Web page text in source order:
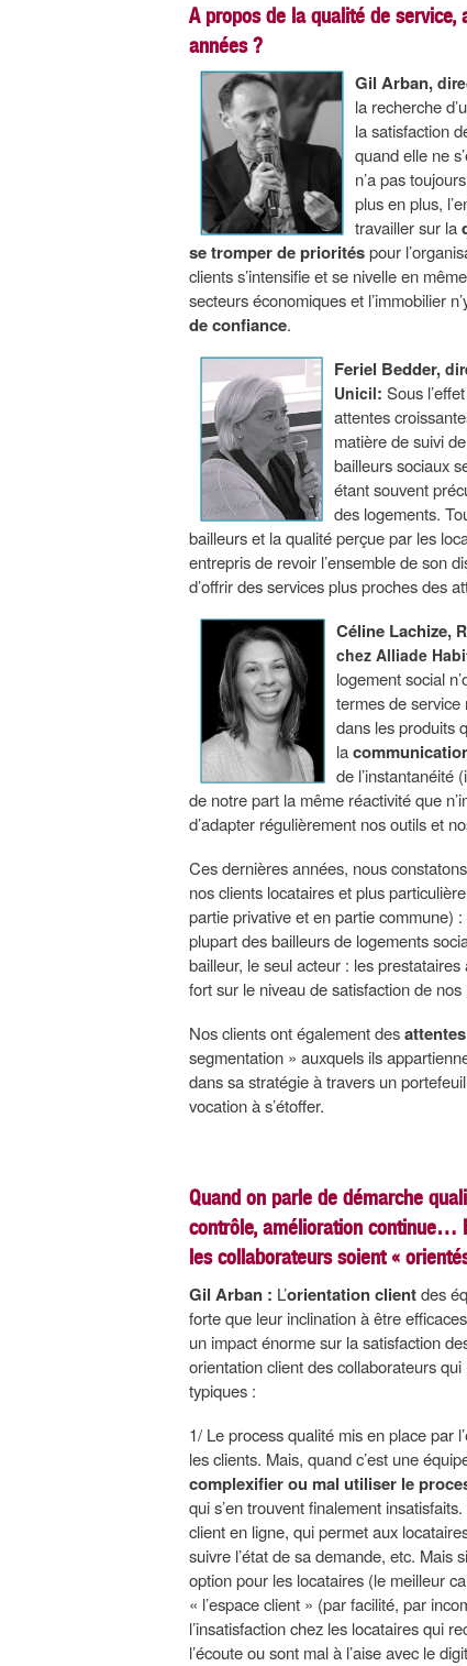
A propos de la qualité de
années ?
Gil Arban,
la recherche
la satisfaction
quand elle ne
n’a pas
plus en plus,
travailler sur la
se tromper de prioritéspour
clients s’intensifie et se nivelle en
secteurs économiques et l’immobilier
de confiance.
Feriel Bedder,
Unicil: Sous
attentes
matière de suivi
bailleurs sociaux
étant souvent
des logements.
bailleurs et la qualité perçue par les
entrepris de revoir l’ensemble de son
d’offrir des services plus proches des
Céline Lachize,
chez Alliade
logement social
termes de service
dans les produits
la
de l’instantanéité
de notre part la même réactivité que
d’adapter régulièrement nos outils et
Ces dernières années, nous
nos clients locataires et plus
partie privative et en partie commune)
plupart des bailleurs de logements
bailleur, le seul acteur : les
fort sur le niveau de satisfaction de nos
Nos clients ont également des
segmentation » auxquels ils
dans sa stratégie à travers un
vocation à s’étoffer.
Quand on parle de démarche
contrôle, amélioration continue…
les collaborateurs soient «
Gil Arban : L’orientation clientdes
forte que leur inclination à être
un impact énorme sur la satisfaction
orientation client des collaborateurs
typiques :
1/ Le process qualité mis en place par
les clients. Mais, quand c’est une
complexifier ou mal utiliser le
qui s’en trouvent finalement
client en ligne, qui permet aux
suivre l’état de sa demande, etc. Mais
option pour les locataires (le meilleur
« l’espace client » (par facilité, par
l’insatisfaction chez les locataires qui
l’écoute ou sont mal à l’aise avec le